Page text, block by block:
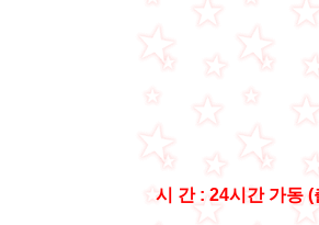
시 간 : 24시간 가동